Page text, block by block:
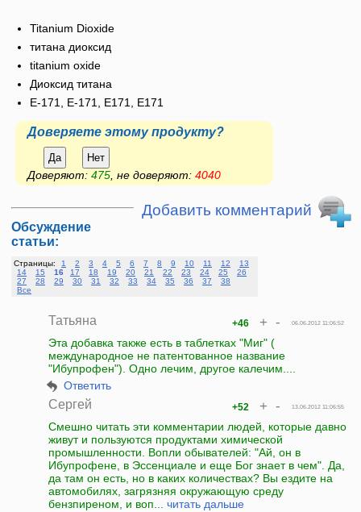
Titanium Dioxide
титана диоксид
titanium oxide
Диоксид титана
E-171, Е-171, Е171, E171
Доверяете этому продукту?
Да Нет
Доверяют: 475 , не доверяют: 4040
Добавить комментарий
Обсуждение
статьи:
Страницы: 1 2 3 4 5 6 7 8 9 10 11 12
13
14
15 16 17 18 19 20 21 22 23 24 25
26
27
28 29 30 31 32 33 34 35 36 37
38
Все
Татьяна 06.06.2012 11:06:52
+46 + -
Эта добавка также есть в таблетках "Миг" (
международное не патентованное название
"Ибупрофен"). Одно лечим, другое калечим....
Ответить
Сергей 13.06.2012 11:06:55
+52 + -
Смешно читать эти комментарии людей, которые давно
живут и пользуются продуктами химической
промышленности. Вопли обывателей: "Ай, он в
Ибупрофене, в Эссенциале и еще Бог знает в чем". Да,
да там он есть, но в каких количествах? Вы ездите на
автомобилях, загрязняя окружающую среду
бензпиреном, и воп... читать дальше